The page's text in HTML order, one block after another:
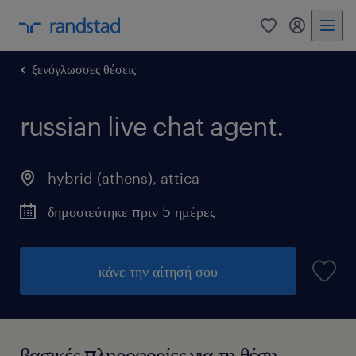
0 my
ξενόγλωσσες θέσεις
russian live chat agent.
hybrid (athens), attica
δημοσιεύτηκε πριν 5 ημέρες
κάνε την αίτησή σου